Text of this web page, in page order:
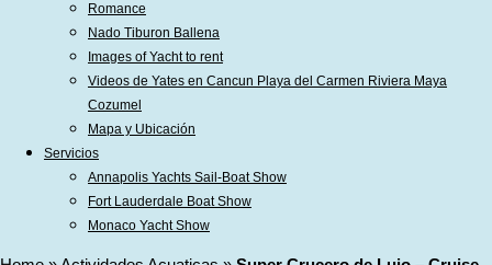
Romance
Nado Tiburon Ballena
Images of Yacht to rent
Videos de Yates en Cancun Playa del Carmen Riviera Maya
Cozumel
Mapa y Ubicación
Servicios
Annapolis Yachts Sail-Boat Show
Fort Lauderdale Boat Show
Monaco Yacht Show